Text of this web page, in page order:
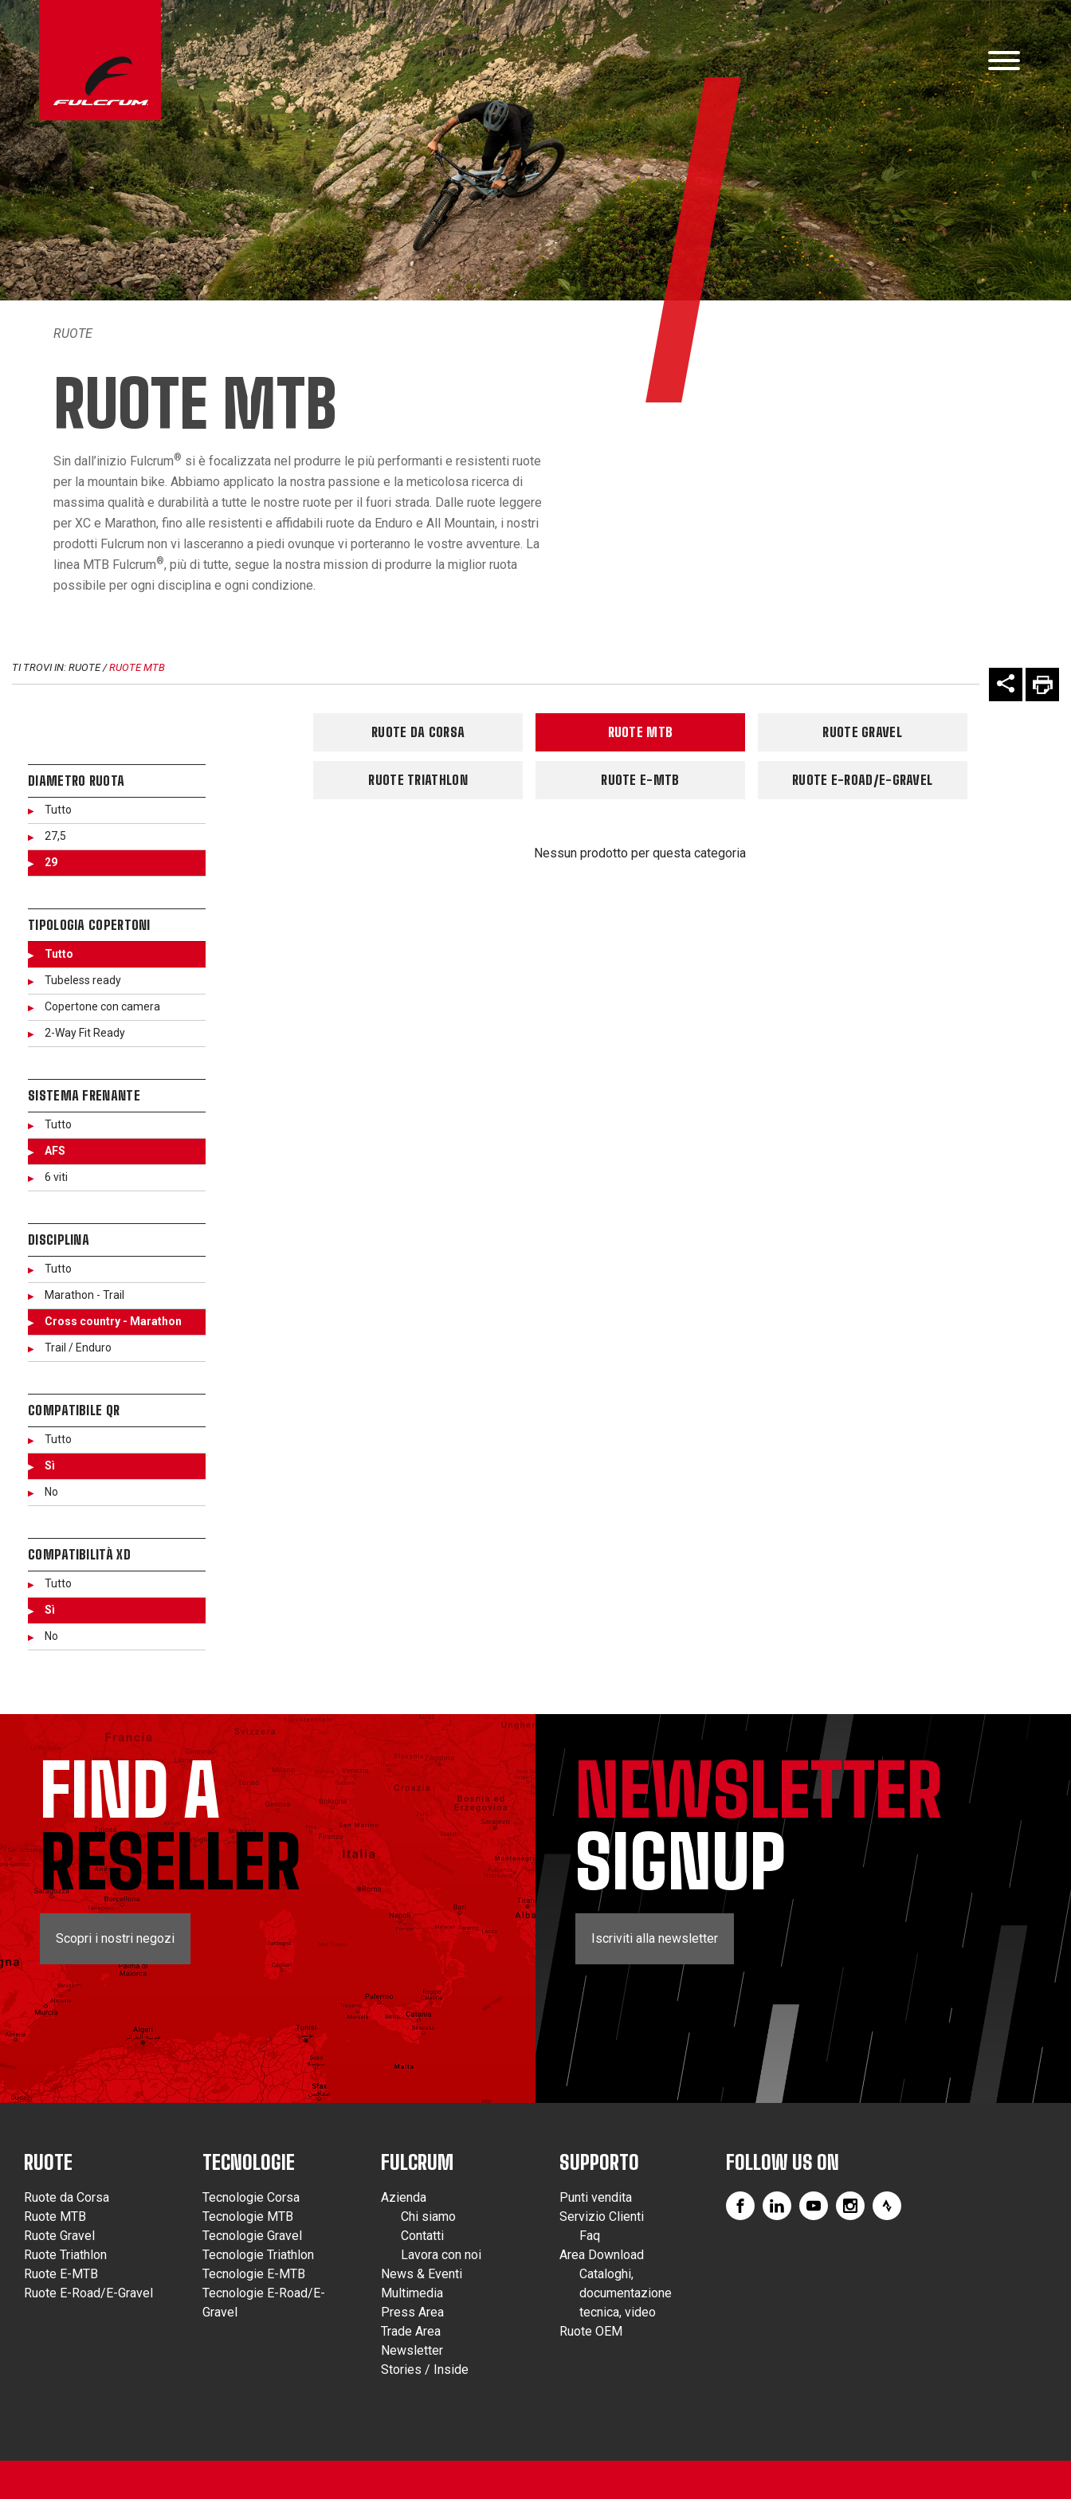
RUOTE
RUOTE MTB
Sin dall’inizio Fulcrum® si è focalizzata nel produrre le più performanti e resistenti ruote
per la mountain bike. Abbiamo applicato la nostra passione e la meticolosa ricerca di
massima qualità e durabilità a tutte le nostre ruote per il fuori strada. Dalle ruote leggere
per XC e Marathon, fino alle resistenti e affidabili ruote da Enduro e All Mountain, i nostri
prodotti Fulcrum non vi lasceranno a piedi ovunque vi porteranno le vostre avventure. La
linea MTB Fulcrum®, più di tutte, segue la nostra mission di produrre la miglior ruota
possibile per ogni disciplina e ogni condizione.
TI TROVI IN: RUOTE /RUOTE MTB
DIAMETRO RUOTA
Tutto
27,5
29
TIPOLOGIA COPERTONI
Tutto
Tubeless ready
Copertone con camera
2-Way Fit Ready
SISTEMA FRENANTE
Tutto
AFS
6 viti
DISCIPLINA
Tutto
Marathon - Trail
Cross country - Marathon
Trail / Enduro
COMPATIBILE QR
Tutto
Sì
No
COMPATIBILITÀ XD
Tutto
Sì
No
RUOTE DA CORSA RUOTE MTB RUOTE GRAVEL
RUOTE TRIATHLON RUOTE E-MTB RUOTE E-ROAD/E-GRAVEL
Nessun prodotto per questa categoria
FIND A
RESELLER
Scopri i nostri negozi
NEWSLETTER
SIGNUP
Iscriviti alla newsletter
RUOTE
Ruote da Corsa
Ruote MTB
Ruote Gravel
Ruote Triathlon
Ruote E-MTB
Ruote E-Road/E-Gravel
TECNOLOGIE
Tecnologie Corsa
Tecnologie MTB
Tecnologie Gravel
Tecnologie Triathlon
Tecnologie E-MTB
Tecnologie E-Road/E-
Gravel
FULCRUM
Azienda
Chi siamo
Contatti
Lavora con noi
News & Eventi
Multimedia
Press Area
Trade Area
Newsletter
Stories / Inside
SUPPORTO
Punti vendita
Servizio Clienti
Faq
Area Download
Cataloghi,
documentazione
tecnica, video
Ruote OEM
FOLLOW US ON